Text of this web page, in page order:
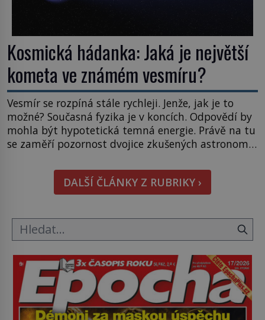
Kosmická hádanka: Jaká je největší
kometa ve známém vesmíru?
Vesmír se rozpíná stále rychleji. Jenže, jak je to
možné? Současná fyzika je v koncích. Odpovědí by
mohla být hypotetická temná energie. Právě na tu
se zaměří pozornost dvojice zkušených astronomů.
hmatatelnějšího. Naprosto rekordní kometu!
Astronomové Pedro Bernardinelli a Gary Bernstein
mravenčí prací zkoumají archivní snímky v rámci
DALŠÍ ČLÁNKY Z RUBRIKY ›